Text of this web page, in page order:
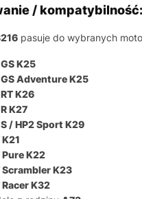
/ kompatybilność:
pasuje do wybranych
K25
Adventure K25
K26
K27
/ HP2 Sport K29
K21
Pure K22
Scrambler K23
Racer K32